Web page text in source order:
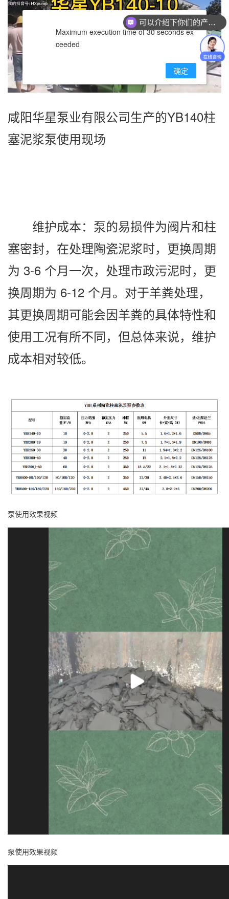
咸阳华星泵业有限公司生产的YB140柱
塞泥浆泵使用现场
维护成本：泵的易损件为阀片和柱
塞密封，在处理陶瓷泥浆时，更换周期
为 3-6 个月一次，处理市政污泥时，更
换周期为 6-12 个月。对于羊粪处理，
其更换周期可能会因羊粪的具体特性和
使用工况有所不同，但总体来说，维护
成本相对较低。
泵使用效果视频
泵使用效果视频
可以介绍下你们的产品么？
你们是怎么收费的呢？
Maximum execution time of 30 seconds ex
ceeded
确定